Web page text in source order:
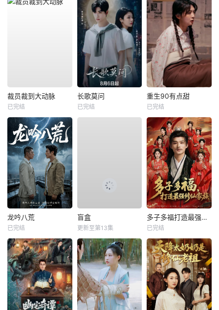
裁员裁到大动脉
已完结
长歌莫问
已完结
重生90有点甜
已完结
龙吟八荒
已完结
盲盒
更新至第13集
多子多福打造最强修仙家族
已完结